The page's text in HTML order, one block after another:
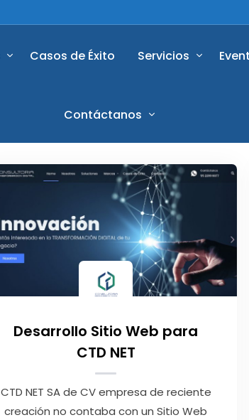
Casos de Éxito Servicios
Contáctanos
Desarrollo Sitio Web para
CTD NET
CTD NET SA de CV empresa de reciente
creación no contaba con un Sitio Web